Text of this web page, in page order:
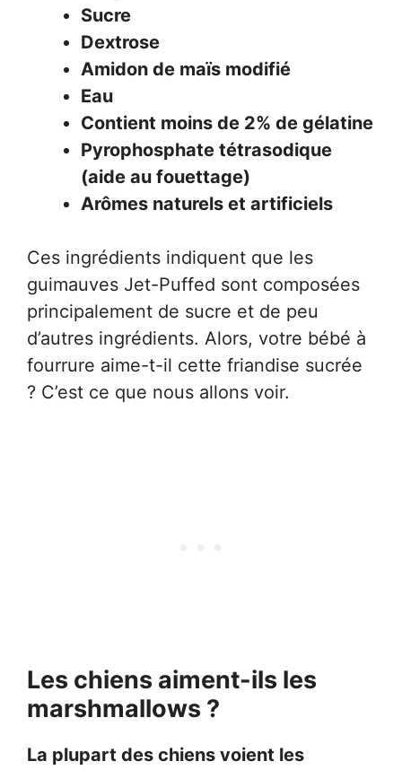
Sucre
Dextrose
Amidon de maïs modifié
Eau
Contient moins de 2% de gélatine
Pyrophosphate tétrasodique
(aide au fouettage)
Arômes naturels et artificiels
Ces ingrédients indiquent que les
guimauves Jet-Puffed sont composées
principalement de sucre et de peu
d’autres ingrédients. Alors, votre bébé à
fourrure aime-t-il cette friandise sucrée
? C’est ce que nous allons voir.
Les chiens aiment-ils les
marshmallows ?
La plupart des chiens voient les